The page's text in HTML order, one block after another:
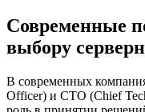
Современные
выбору
В современных
Officer) и CTO (Chief